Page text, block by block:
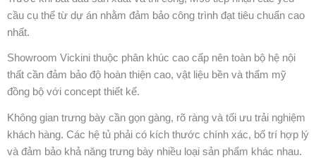
cầu cụ thể từ dự án nhằm đảm bảo công trình đạt tiêu chuẩn cao
nhất.
Showroom Vickini thuộc phân khúc cao cấp nên toàn bộ hệ nội
thất cần đảm bảo độ hoàn thiện cao, vật liệu bền và thẩm mỹ
đồng bộ với concept thiết kế.
Không gian trưng bày cần gọn gàng, rõ ràng và tối ưu trải nghiệm
khách hàng. Các hệ tủ phải có kích thước chính xác, bố trí hợp lý
và đảm bảo khả năng trưng bày nhiều loại sản phẩm khác nhau.